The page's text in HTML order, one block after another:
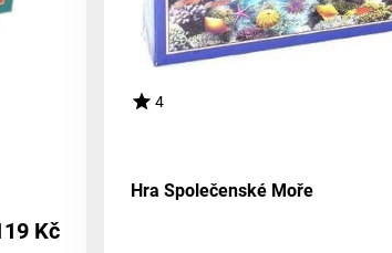
Kč
4
Hra Společenské Moře